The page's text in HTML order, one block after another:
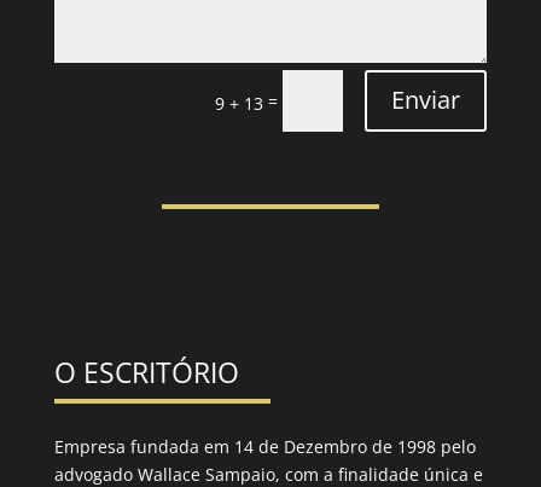
9 + 13 = Enviar
O ESCRITÓRIO
Empresa fundada em 14 de Dezembro de 1998 pelo
advogado Wallace Sampaio, com a finalidade única e